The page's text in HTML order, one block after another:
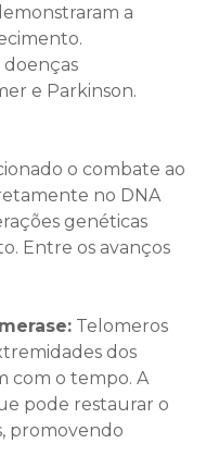
a
doenças
e Parkinson.
o combate ao
no DNA
genéticas
Entre os avanços
Telomeros
dos
com o tempo. A
pode restaurar o
promovendo